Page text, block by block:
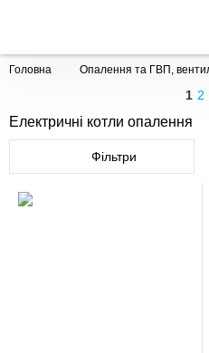
Головна Опалення та ГВП,
1 2
Електричні котли опалення
Фільтри